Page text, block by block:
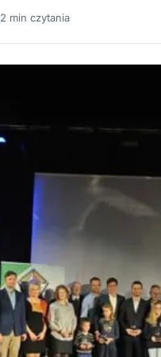
2 min czytania